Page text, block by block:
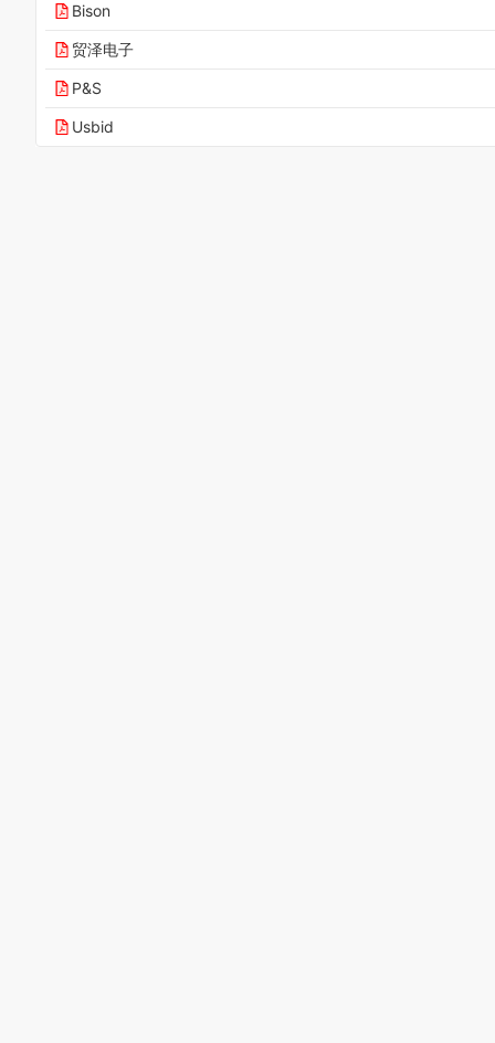
Bison
贸泽电子
P&S
Usbid